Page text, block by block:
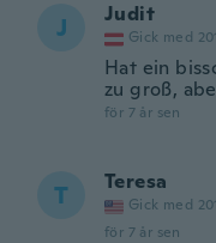
J Judit
Gick med
Hat ein
zu groß,
för 7 år sen
T Teresa
Gick med
för 7 år sen